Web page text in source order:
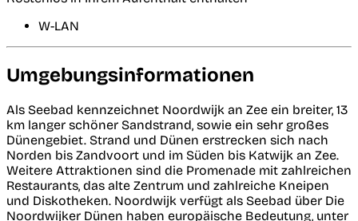
W-LAN
Umgebungsinformationen
Als Seebad kennzeichnet Noordwijk an Zee ein breiter, 13
km langer schöner Sandstrand, sowie ein sehr großes
Dünengebiet. Strand und Dünen erstrecken sich nach
Norden bis Zandvoort und im Süden bis Katwijk an Zee.
Weitere Attraktionen sind die Promenade mit zahlreichen
Restaurants, das alte Zentrum und zahlreiche Kneipen
und Diskotheken. Noordwijk verfügt als Seebad über Die
Noordwijker Dünen haben europäische Bedeutung, unter